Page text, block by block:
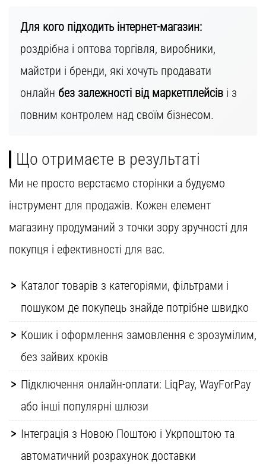
Для кого підходить інтернет-магазин:
роздрібна і оптова торгівля, виробники,
майстри і бренди, які хочуть продавати
онлайн без залежності від маркетплейсіві з
повним контролем над своїм бізнесом.
Що отримаєте в результаті
Ми не просто верстаємо сторінки а будуємо
інструмент для продажів. Кожен елемент
магазину продуманий з точки зору зручності для
покупця і ефективності для вас.
Каталог товарів з категоріями, фільтрами і
пошуком де покупець знайде потрібне швидко
Кошик і оформлення замовлення є зрозумілим,
без зайвих кроків
Підключення онлайн-оплати: LiqPay, WayForPay
або інші популярні шлюзи
Інтеграція з Новою Поштою і Укрпоштою та
автоматичний розрахунок доставки